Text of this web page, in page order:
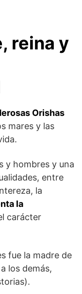
reina y
Orishas
mares y las
y hombres y una
entre
la
la
carácter
fue la madre de
los demás,